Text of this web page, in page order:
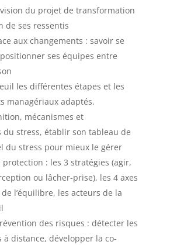
du projet de transformation
de ses ressentis
aux changements : savoir se
ses équipes entre
les différentes étapes et les
managériaux adaptés.
mécanismes et
du stress, établir son tableau de
du stress pour mieux le gérer
: les 3 stratégies (agir,
ou lâcher-prise), les 4 axes
l’équilibre, les acteurs de la
des risques : détecter les
à distance, développer la co-